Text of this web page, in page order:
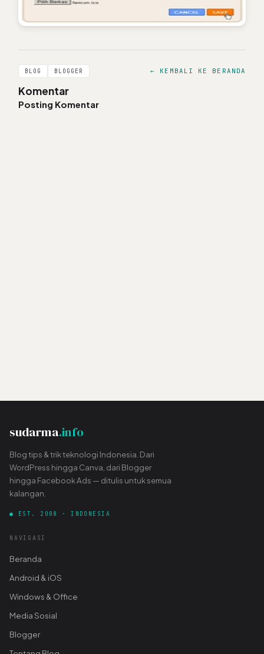
BLOG BLOGGER ← KEMBALI KE BERANDA
Komentar
Posting Komentar
sudarma.info
Blog tips & trik teknologi Indonesia. Dari
WordPress hingga Canva, dari Blogger
hingga Facebook Ads — ditulis untuk semua
kalangan.
● EST. 2008 · INDONESIA
NAVIGASI
Beranda
Android & iOS
Windows & Office
Media Sosial
Blogger